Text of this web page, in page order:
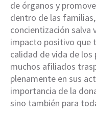
de órganos y
dentro de las
concientización salva
impacto positivo que
calidad de vida de
muchos afiliados
plenamente en sus
importancia de la
sino también para